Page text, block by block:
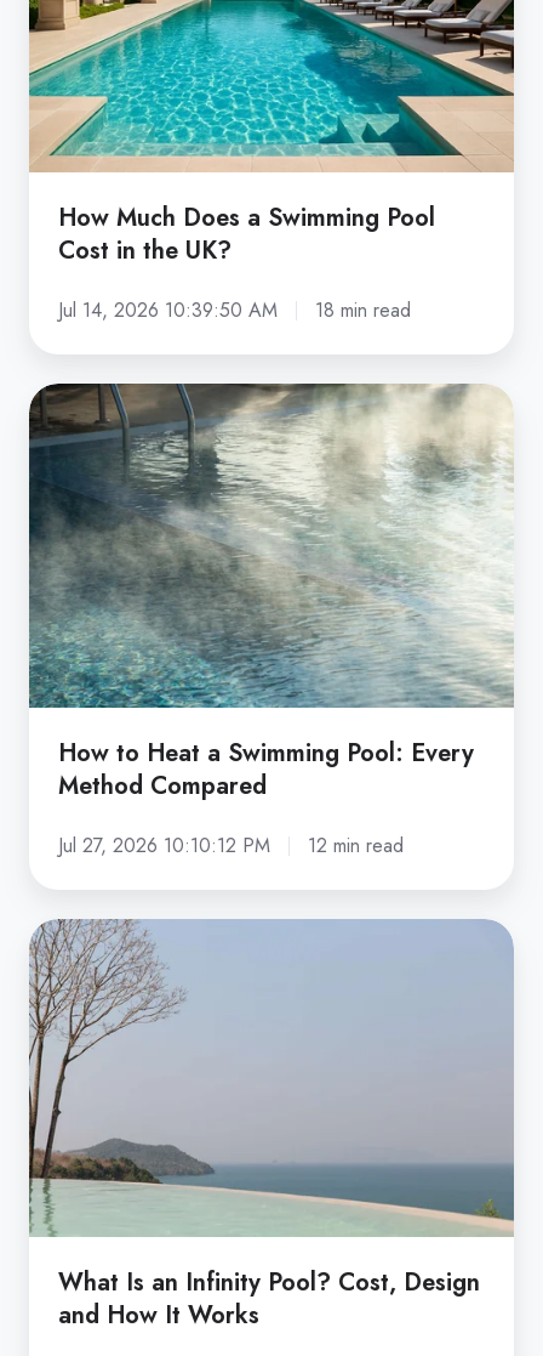
Pool
Cost
in
the
UK?
How Much Does a Swimming Pool
Cost in the UK?
Jul 14, 2026 10:39:50 AM 18 min read
How
to
Heat
Swimming
Pool:
Every
Method
Compared
How to Heat a Swimming Pool: Every
Method Compared
Jul 27, 2026 10:10:12 PM 12 min read
What
Is
an
Infinity
Pool?
Cost,
Design
and
How
It
Works
What Is an Infinity Pool? Cost, Design
and How It Works